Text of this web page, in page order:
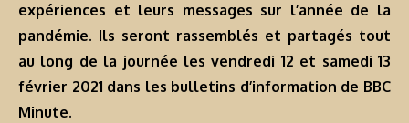
expériences et leurs messages sur l’année de la
pandémie. Ils seront rassemblés et partagés tout
au long de la journée les vendredi 12 et samedi 13
février 2021 dans les bulletins d’information de BBC
Minute.